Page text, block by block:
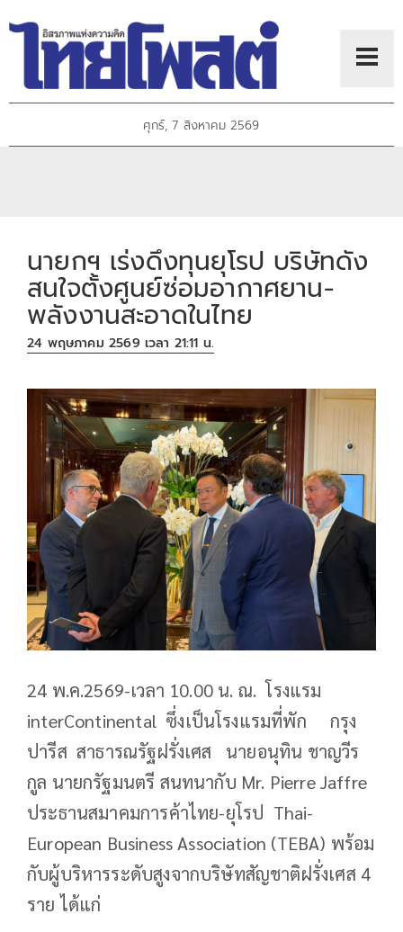
ศุกร์, 7 สิงหาคม 2569
นายกฯ เร่งดึงทุนยุโรป บริษัทดัง
สนใจตั้งศูนย์ซ่อมอากาศยาน-
พลังงานสะอาดในไทย
24 พฤษภาคม 2569 เวลา 21:11 น.
24 พ.ค.2569-เวลา 10.00 น. ณ. โรงแรม
interContinental ซึ่งเป็นโรงแรมที่พัก กรุง
ปารีส สาธารณรัฐฝรั่งเศส นายอนุทิน ชาญวีร
กูล นายกรัฐมนตรี สนทนากับ Mr. Pierre Jaffre
ประธานสมาคมการค้าไทย-ยุโรป Thai-
European Business Association (TEBA) พร้อม
กับผู้บริหารระดับสูงจากบริษัทสัญชาติฝรั่งเศส 4
ราย ได้แก่